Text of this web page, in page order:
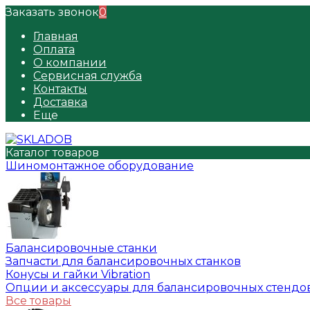
Заказать звонок0
Главная
Оплата
О компании
Сервисная служба
Контакты
Доставка
Еще
Каталог товаров
Шиномонтажное оборудование
Балансировочные станки
Запчасти для балансировочных станков
Конусы и гайки Vibration
Опции и аксессуары для балансировочных
Все товары